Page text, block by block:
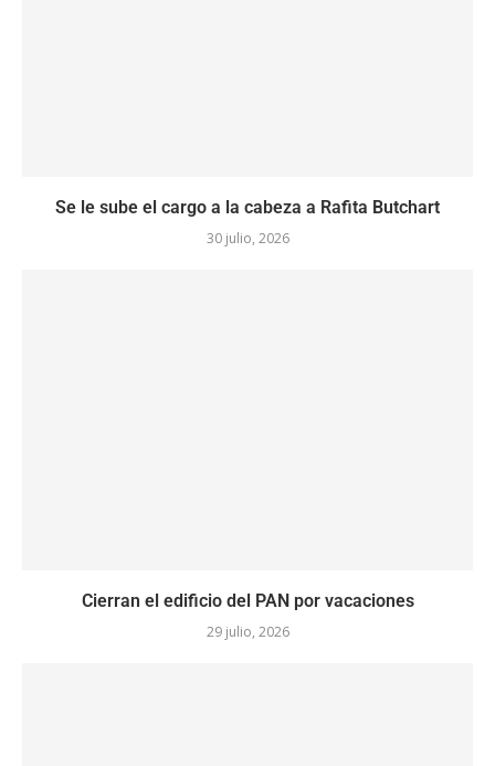
Se le sube el cargo a la cabeza a Rafita Butchart
30 julio, 2026
Cierran el edificio del PAN por vacaciones
29 julio, 2026